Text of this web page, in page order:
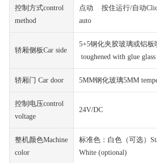
控制方式control
method
点动 按住运行/自动
auto
轿厢侧板Car side
5+5钢化夹胶玻璃或铝板
toughened with glue
轿厢门 Car door 5MM钢化玻璃5MM
控制电压control
voltage
24V/DC
整机颜色Machine
color
标准色：白色（可选）
White (optional)